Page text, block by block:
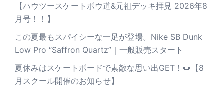
【ハウツースケートボウ道&元祖デッキ拝見 2026年8
月号！！】
この夏最もスパイシーな一足が登場。Nike SB Dunk
Low Pro “Saffron Quartz”｜一般販売スタート
夏休みはスケートボードで素敵な思い出GET！🌻【8
月スクール開催のお知らせ】